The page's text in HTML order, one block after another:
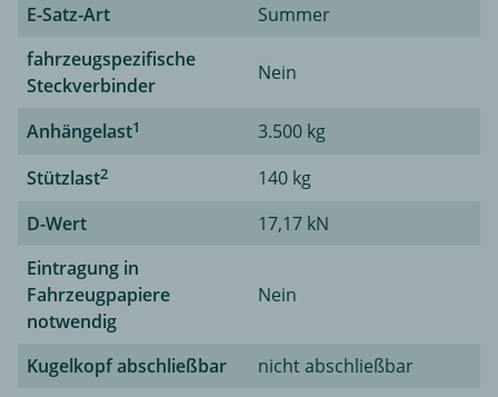
E-Satz-Art
Summer
fahrzeugspezifische
Steckverbinder
Nein
Anhängelast1
3.500 kg
Stützlast2
140 kg
D-Wert
17,17 kN
Eintragung in
Fahrzeugpapiere
notwendig
Nein
Kugelkopf abschließbar
nicht abschließbar